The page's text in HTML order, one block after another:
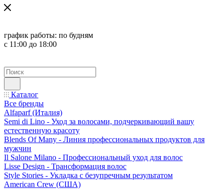
график работы: по будням
с 11:00 до 18:00
Каталог
Все бренды
Alfaparf (Италия)
Semi di Lino - Уход за волосами, подчеркивающий вашу
естественную красоту
Blends Of Many - Линия профессиональных продуктов для
мужчин
Il Salone Milano - Профессиональный уход для волос
Lisse Design - Трансформация волос
Style Stories - Укладка с безупречным результатом
American Crew (США)